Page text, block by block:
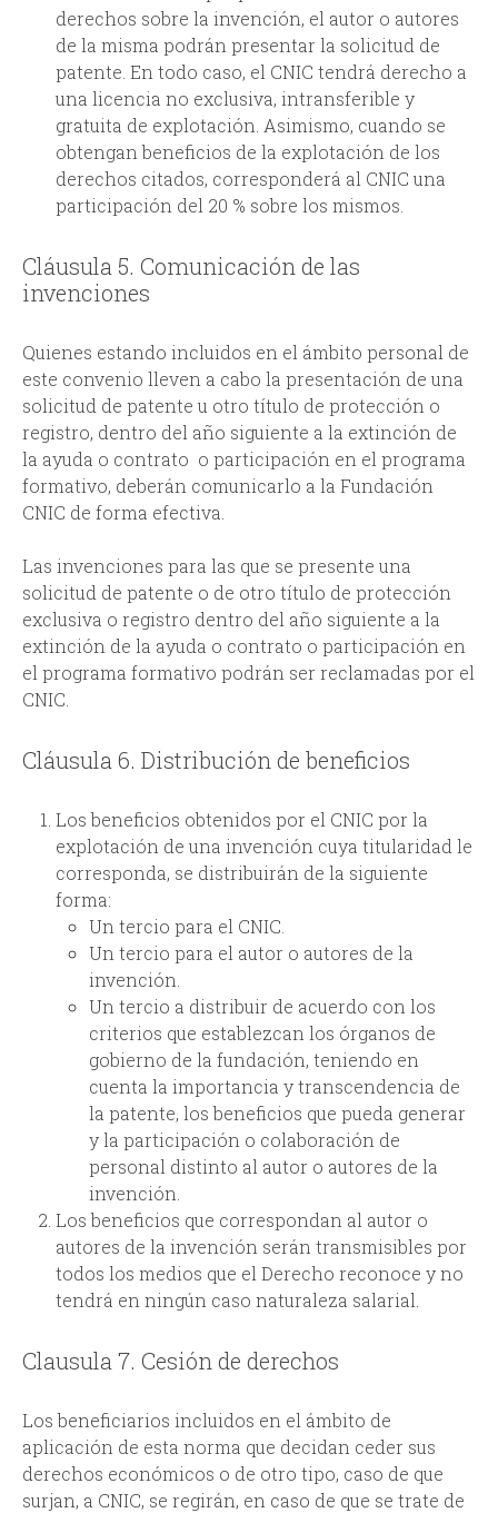
derechos sobre la invención, el autor o autores
de la misma podrán presentar la solicitud de
patente. En todo caso, el CNIC tendrá derecho a
una licencia no exclusiva, intransferible y
gratuita de explotación. Asimismo, cuando se
obtengan beneficios de la explotación de los
derechos citados, corresponderá al CNIC una
participación del 20 % sobre los mismos.
Cláusula 5. Comunicación de las
invenciones
Quienes estando incluidos en el ámbito personal de
este convenio lleven a cabo la presentación de una
solicitud de patente u otro título de protección o
registro, dentro del año siguiente a la extinción de
la ayuda o contrato o participación en el programa
formativo, deberán comunicarlo a la Fundación
CNIC de forma efectiva.
Las invenciones para las que se presente una
solicitud de patente o de otro título de protección
exclusiva o registro dentro del año siguiente a la
extinción de la ayuda o contrato o participación en
el programa formativo podrán ser reclamadas por el
CNIC.
Cláusula 6. Distribución de beneficios
Los beneficios obtenidos por el CNIC por la
explotación de una invención cuya titularidad le
corresponda, se distribuirán de la siguiente
forma:
Un tercio para el CNIC.
Un tercio para el autor o autores de la
invención.
Un tercio a distribuir de acuerdo con los
criterios que establezcan los órganos de
gobierno de la fundación, teniendo en
cuenta la importancia y transcendencia de
la patente, los beneficios que pueda generar
y la participación o colaboración de
personal distinto al autor o autores de la
invención.
Los beneficios que correspondan al autor o
autores de la invención serán transmisibles por
todos los medios que el Derecho reconoce y no
tendrá en ningún caso naturaleza salarial.
Clausula 7. Cesión de derechos
Los beneficiarios incluidos en el ámbito de
aplicación de esta norma que decidan ceder sus
derechos económicos o de otro tipo, caso de que
surjan, a CNIC, se regirán, en caso de que se trate de